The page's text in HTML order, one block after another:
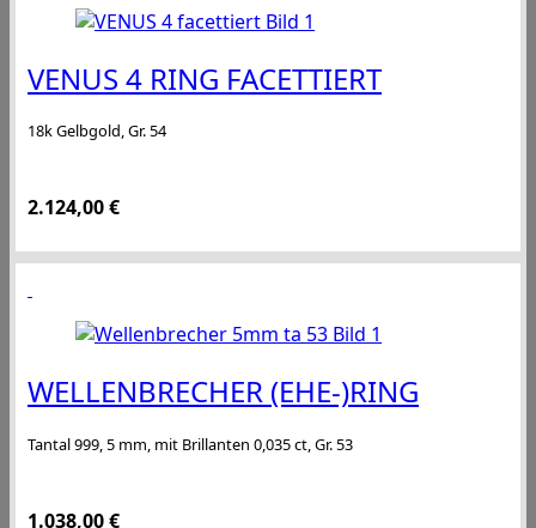
VENUS 4 RING FACETTIERT
18k Gelbgold, Gr. 54
2.124,00€
WELLENBRECHER (EHE-)RING
Tantal 999, 5 mm, mit Brillanten 0,035 ct, Gr. 53
1.038,00€